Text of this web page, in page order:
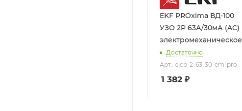
EKF PROxima ВД-100
УЗО 2P 63А/30мА (AC)
электромеханическое
Достаточно
Арт.: elcb-2-63-30-em-pro
1 382 ₽